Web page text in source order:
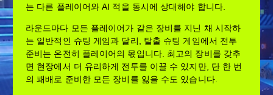
는 다른 플레이어와 AI 적을 동시에 상대해야 합니다.
라운드마다 모든 플레이어가 같은 장비를 지닌 채 시작하
는 일반적인 슈팅 게임과 달리, 탈출 슈팅 게임에서 전투
준비는 온전히 플레이어의 몫입니다. 최고의 장비를 갖추
면 현장에서 더 유리하게 전투를 이끌 수 있지만, 단 한 번
의 패배로 준비한 모든 장비를 잃을 수도 있습니다.